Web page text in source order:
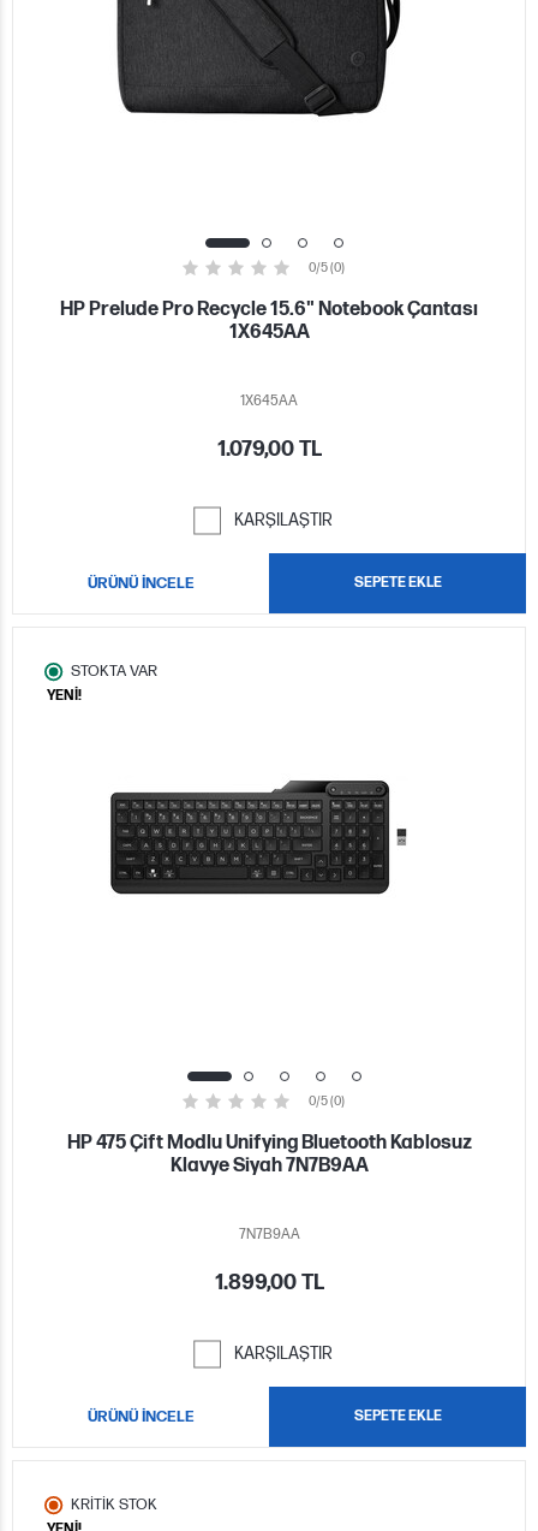
0/5 (0)
HP Prelude Pro Recycle 15.6" Notebook Çantası
1X645AA
1X645AA
1.079,00 TL
KARŞILAŞTIR
ÜRÜNÜ İNCELE SEPETE EKLE
STOKTA VAR
YENİ!
0/5 (0)
HP 475 Çift Modlu Unifying Bluetooth Kablosuz
Klavye Siyah 7N7B9AA
7N7B9AA
1.899,00 TL
KARŞILAŞTIR
ÜRÜNÜ İNCELE SEPETE EKLE
KRİTİK STOK